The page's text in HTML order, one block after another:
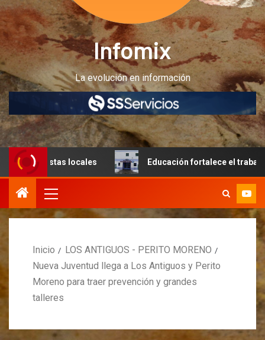
Infomix
La evolución en información
locales Educación fortalece el trabajo articulado y
Inicio
LOS ANTIGUOS - PERITO MORENO
Nueva Juventud llega a Los Antiguos y Perito
Moreno para traer prevención y grandes
talleres